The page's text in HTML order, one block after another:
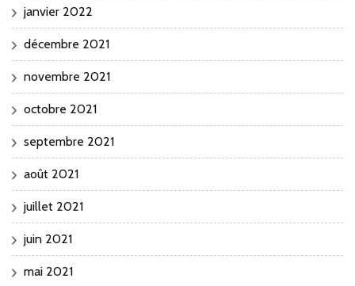
janvier 2022
décembre 2021
novembre 2021
octobre 2021
septembre 2021
août 2021
juillet 2021
juin 2021
mai 2021